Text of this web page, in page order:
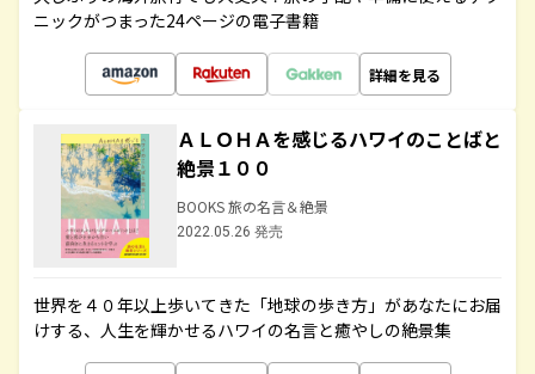
ニックがつまった24ページの電子書籍
詳細を見る
ＡＬＯＨＡを感じるハワイのことばと
絶景１００
BOOKS 旅の名言＆絶景
2022.05.26 発売
世界を４０年以上歩いてきた「地球の歩き方」があなたにお届
けする、人生を輝かせるハワイの名言と癒やしの絶景集